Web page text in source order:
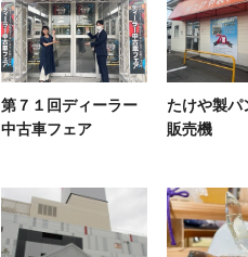
第７１回ディーラー
中古車フェア
たけや製パ
販売機